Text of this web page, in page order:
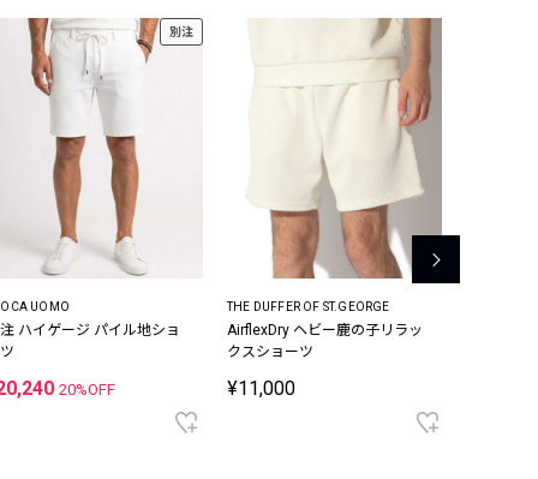
別注
UOMO
ハイゲージ パイル地ショ
20%OFF
THE DUFFER OF ST.GEORGE
AirflexDry ヘビー鹿の子リラッ
クスショーツ
¥11,000